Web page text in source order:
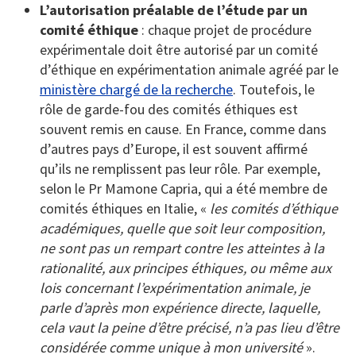
L’autorisation préalable de l’étude par un
comité éthique : chaque projet de procédure
expérimentale doit être autorisé par un comité
d’éthique en expérimentation animale agréé par le
ministère chargé de la recherche. Toutefois, le
rôle de garde-fou des comités éthiques est
souvent remis en cause. En France, comme dans
d’autres pays d’Europe, il est souvent affirmé
qu’ils ne remplissent pas leur rôle. Par exemple,
selon le Pr Mamone Capria, qui a été membre de
comités éthiques en Italie, « les comités d’éthique
académiques, quelle que soit leur composition,
ne sont pas un rempart contre les atteintes à la
rationalité, aux principes éthiques, ou même aux
lois concernant l’expérimentation animale, je
parle d’après mon expérience directe, laquelle,
cela vaut la peine d’être précisé, n’a pas lieu d’être
considérée comme unique à mon université».